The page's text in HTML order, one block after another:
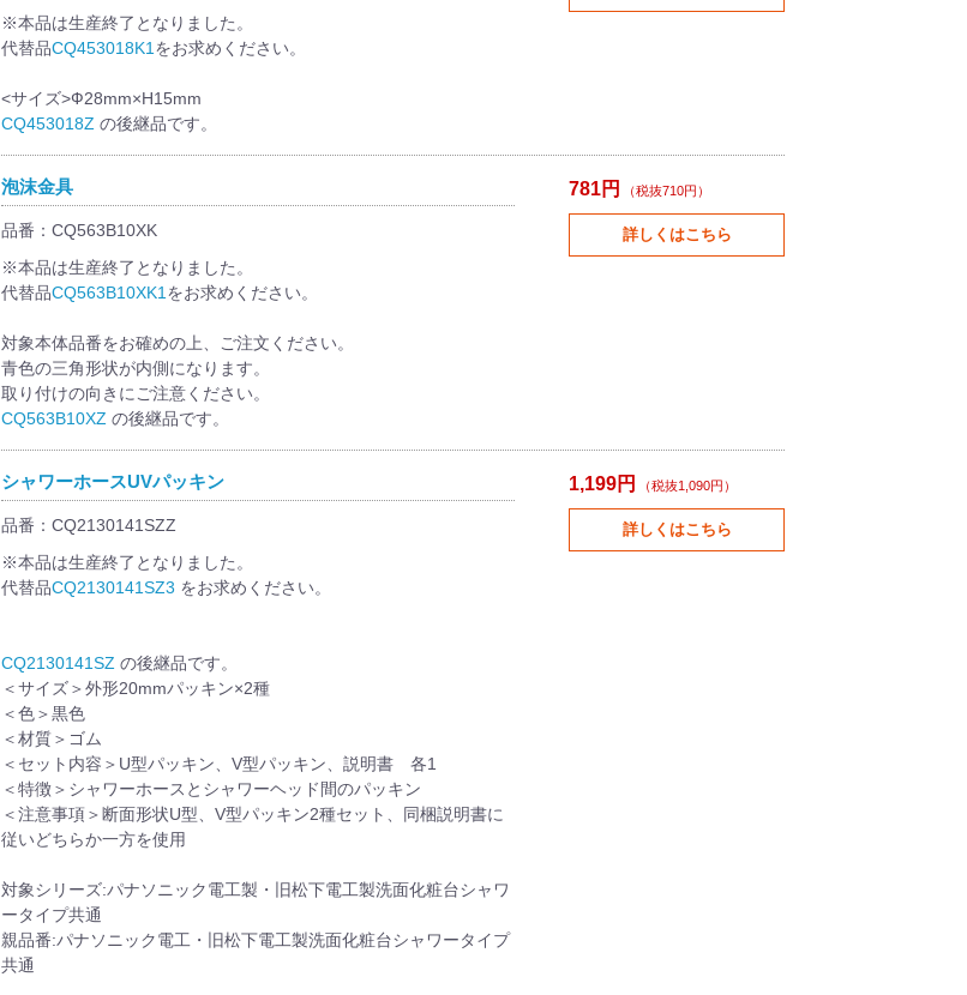
※本品は生産終了となりました。
代替品CQ453018K1 をお求めください。
<サイズ>Ф28mm×H15mm
CQ453018Z の後継品です。
泡沫金具
品番：CQ563B10XK
※本品は生産終了となりました。
代替品CQ563B10XK1 をお求めください。
対象本体品番をお確めの上、ご注文ください。
青色の三角形状が内側になります。
取り付けの向きにご注意ください。
CQ563B10XZ の後継品です。
781円 （税抜710円）
詳しくはこちら
シャワーホースUVパッキン
品番：CQ2130141SZZ
※本品は生産終了となりました。
代替品CQ2130141SZ3 をお求めください。
CQ2130141SZ の後継品です。
＜サイズ＞外形20mmパッキン×2種
＜色＞黒色
＜材質＞ゴム
＜セット内容＞U型パッキン、V型パッキン、説明書 各1
＜特徴＞シャワーホースとシャワーヘッド間のパッキン
＜注意事項＞断面形状U型、V型パッキン2種セット、同梱説明書に
従いどちらか一方を使用
対象シリーズ:パナソニック電工製・旧松下電工製洗面化粧台シャワ
ータイプ共通
親品番:パナソニック電工・旧松下電工製洗面化粧台シャワータイプ
共通
1,199円 （税抜1,090円）
詳しくはこちら